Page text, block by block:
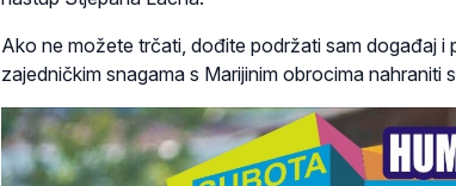
Ako ne možete trčati, dođite podržati sam događaj i
zajedničkim snagama s Marijinim obrocima nahraniti